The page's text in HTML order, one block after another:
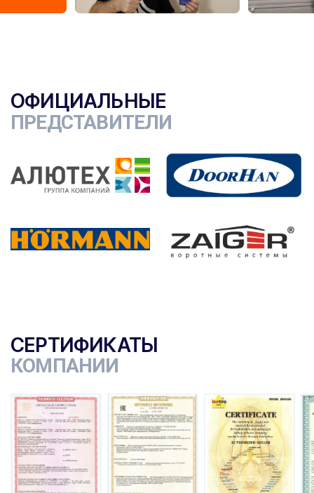
ОФИЦИАЛЬНЫЕ
ПРЕДСТАВИТЕЛИ
СЕРТИФИКАТЫ
КОМПАНИИ